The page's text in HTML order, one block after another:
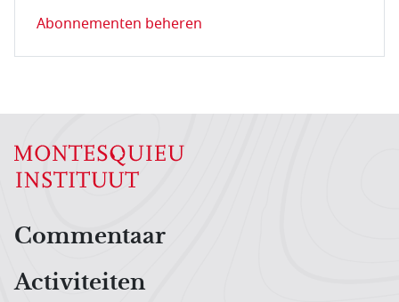
Abonnementen beheren
Hoofdnavigatiemenu
Commentaar
Activiteiten